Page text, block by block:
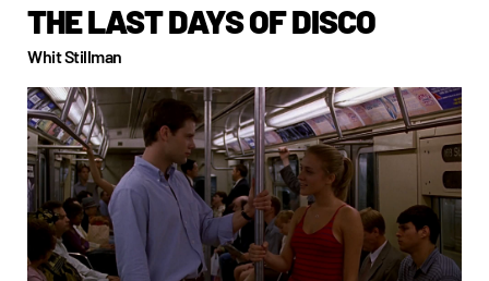
THE LAST DAYS OF DISCO
Whit Stillman